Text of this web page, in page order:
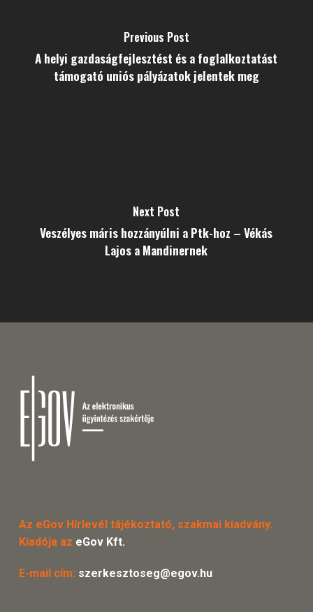
Previous Post
A helyi gazdaságfejlesztést és a foglalkoztatást
támogató uniós pályázatok jelentek meg
Next Post
Veszélyes máris hozzányúlni a Ptk-hoz – Vékás
Lajos a Mandinernek
Az eGov Hírlevél tájékoztató, szakmai kiadvány.
Kiadója az eGov Kft.
E-mail cím: szerkesztoseg@egov.hu